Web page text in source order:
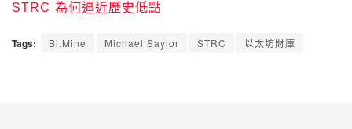
STRC 為何逼近歷史低點
Tags: BitMine Michael Saylor STRC 以太坊財庫